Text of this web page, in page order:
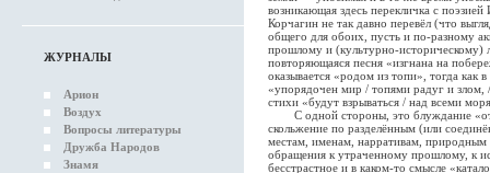
ЖУРНАЛЫ
Арион
Воздух
Вопросы литературы
Дружба Народов
Знамя
возникающая здесь перекличка с
Корчагин не так давно перевёл (что
общего для обоих, пусть и по-разному
прошлому и (культурно-историческому)
повторяющаяся песня «изгнана на
оказывается «родом из топи», тогда как
«упорядочен мир / топями радуг и
стихи «будут взрываться / над всеми
С одной стороны, это блуждание
скольжение по разделённым (или
местам, именам, нарративам,
обращения к утраченному прошлому, к
бесстрастное и в каком-то смысле